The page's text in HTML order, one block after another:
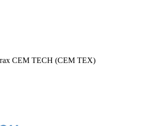
СЕМ ТЕСН (СЕМ ТЕХ)